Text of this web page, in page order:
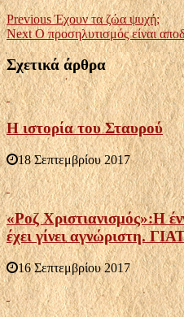
PreviousΈχουν τα ζώα ψυχή;
NextΟ προσηλυτισμός είναι
Σχετικά άρθρα
Η ιστορία του Σταυρού
18 Σεπτεμβρίου 2017
«Ροζ Χριστιανισμός»:Η
έχει γίνει αγνώριστη.
16 Σεπτεμβρίου 2017